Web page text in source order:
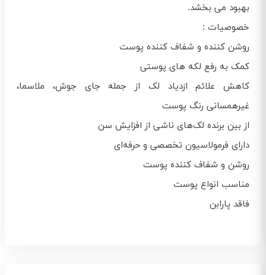
بهبود می‌ بخشد.
خصوصیات :
روشن کننده و شفاف کننده پوست
کمک به رفع لکه های پوستی
کاهش علائم ازدیاد لک از جمله جای جوش، ملاسما،
غیرهمسانی رنگ پوست
از بین برنده لک‌های ناشی از افزایش سن
دارای فرمولاسیون تخصصی و حرفه‌ای
روشن و شفاف کننده پوست
مناسب انواع پوست
فاقد پارابن